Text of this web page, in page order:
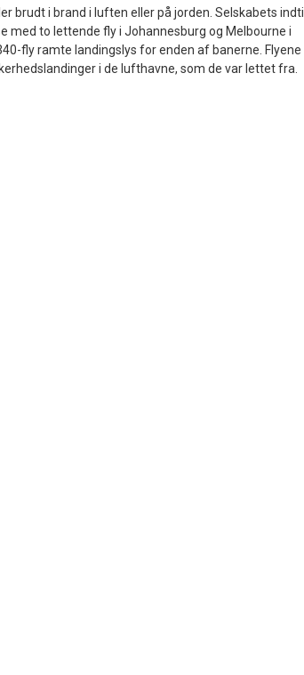
brudt i brand i luften eller på jorden. Selskabets indtil
med to lettende fly i Johannesburg og Melbourne i
fly ramte landingslys for enden af banerne. Flyene
i de lufthavne, som de var lettet fra.